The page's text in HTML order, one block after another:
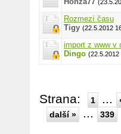
Rozmezí času
Tigy (22.5.2012
import z www v
Dingo (22.5.2012
Strana: 1 ...
další »
... 339